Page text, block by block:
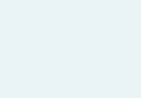
machines